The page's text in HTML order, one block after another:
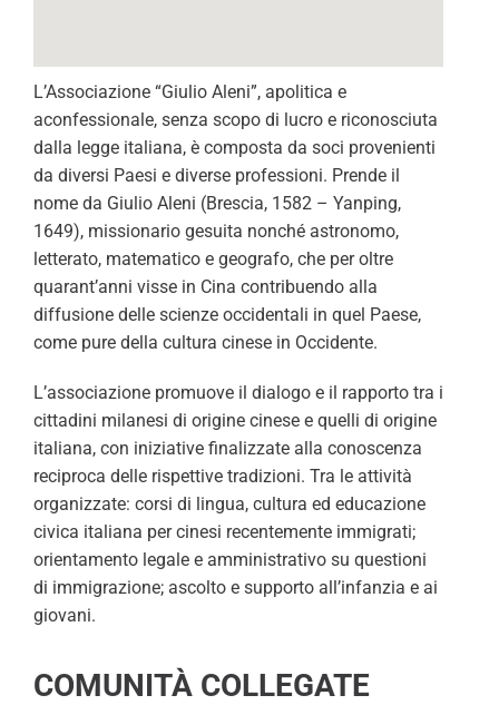
L’Associazione “Giulio Aleni”, apolitica e
aconfessionale, senza scopo di lucro e riconosciuta
dalla legge italiana, è composta da soci provenienti
da diversi Paesi e diverse professioni. Prende il
nome da Giulio Aleni (Brescia, 1582 – Yanping,
1649), missionario gesuita nonché astronomo,
letterato, matematico e geografo, che per oltre
quarant’anni visse in Cina contribuendo alla
diffusione delle scienze occidentali in quel Paese,
come pure della cultura cinese in Occidente.
L’associazione promuove il dialogo e il rapporto tra i
cittadini milanesi di origine cinese e quelli di origine
italiana, con iniziative finalizzate alla conoscenza
reciproca delle rispettive tradizioni. Tra le attività
organizzate: corsi di lingua, cultura ed educazione
civica italiana per cinesi recentemente immigrati;
orientamento legale e amministrativo su questioni
di immigrazione; ascolto e supporto all’infanzia e ai
giovani.
COMUNITÀ COLLEGATE